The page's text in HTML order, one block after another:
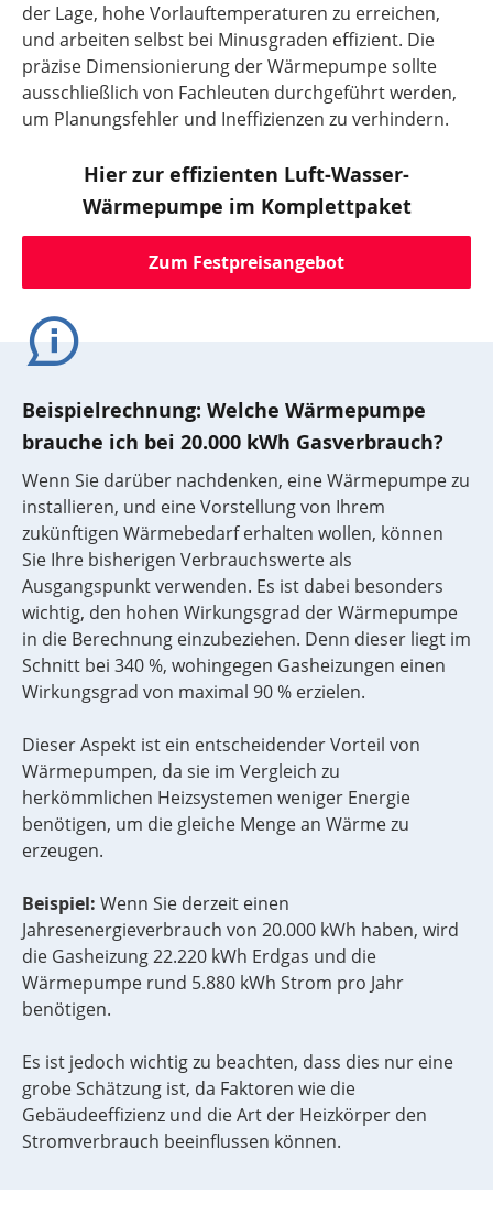
der Lage, hohe Vorlauftemperaturen zu erreichen,
und arbeiten selbst bei Minusgraden effizient. Die
präzise Dimensionierung der Wärmepumpe sollte
ausschließlich von Fachleuten durchgeführt werden,
um Planungsfehler und Ineffizienzen zu verhindern.
Hier zur effizienten Luft-Wasser-
Wärmepumpe im Komplettpaket
Zum Festpreisangebot
Beispielrechnung: Welche Wärmepumpe
brauche ich bei 20.000 kWh Gasverbrauch?
Wenn Sie darüber nachdenken, eine Wärmepumpe zu
installieren, und eine Vorstellung von Ihrem
zukünftigen Wärmebedarf erhalten wollen, können
Sie Ihre bisherigen Verbrauchswerte als
Ausgangspunkt verwenden. Es ist dabei besonders
wichtig, den hohen Wirkungsgrad der Wärmepumpe
in die Berechnung einzubeziehen. Denn dieser liegt im
Schnitt bei 340 %, wohingegen Gasheizungen einen
Wirkungsgrad von maximal 90 % erzielen.
Dieser Aspekt ist ein entscheidender Vorteil von
Wärmepumpen, da sie im Vergleich zu
herkömmlichen Heizsystemen weniger Energie
benötigen, um die gleiche Menge an Wärme zu
erzeugen.
Beispiel: Wenn Sie derzeit einen
Jahresenergieverbrauch von 20.000 kWh haben, wird
die Gasheizung 22.220 kWh Erdgas und die
Wärmepumpe rund 5.880 kWh Strom pro Jahr
benötigen.
Es ist jedoch wichtig zu beachten, dass dies nur eine
grobe Schätzung ist, da Faktoren wie die
Gebäudeeffizienz und die Art der Heizkörper den
Stromverbrauch beeinflussen können.